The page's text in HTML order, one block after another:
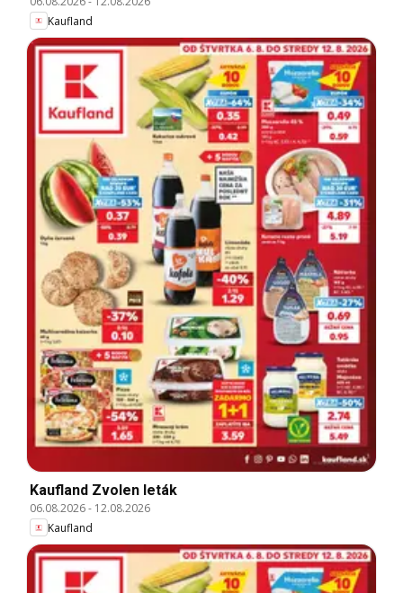
Kaufland
Kaufland Zvolen leták
06.08.2026- 12.08.2026
Kaufland